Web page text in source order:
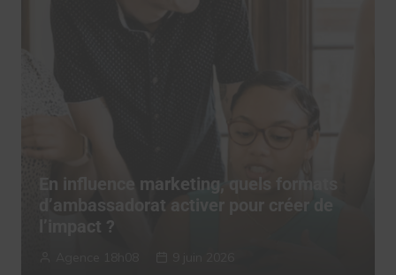
TERRITORY Influence dévoile son
“Authenticity System” pour réconcilier
influence et confiance